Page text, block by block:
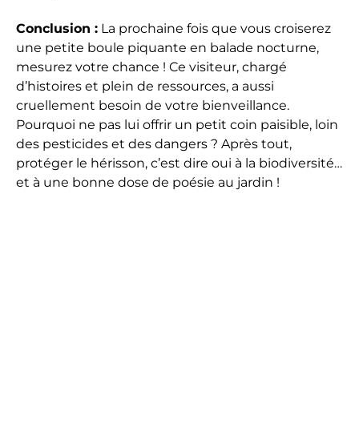
Conclusion : La prochaine fois que vous croiserez
une petite boule piquante en balade nocturne,
mesurez votre chance ! Ce visiteur, chargé
d’histoires et plein de ressources, a aussi
cruellement besoin de votre bienveillance.
Pourquoi ne pas lui offrir un petit coin paisible, loin
des pesticides et des dangers ? Après tout,
protéger le hérisson, c’est dire oui à la biodiversité…
et à une bonne dose de poésie au jardin !